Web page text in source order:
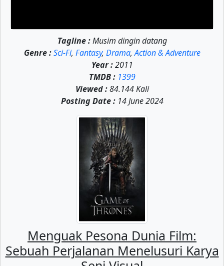
Tagline :Musim dingin datang
Genre : Sci-Fi, Fantasy, Drama,Action & Adventure
Year :2011
TMDB : 1399
Viewed :84.144 Kali
Posting Date :14 June 2024
Menguak Pesona Dunia Film:
Sebuah Perjalanan Menelusuri Karya